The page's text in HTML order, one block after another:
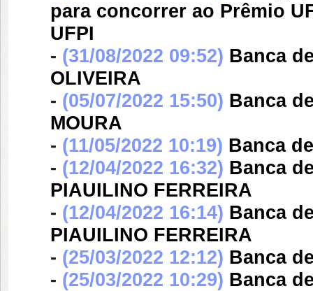
para concorrer ao Prêmio
UFPI
- (31/08/2022 09:52) Banca
OLIVEIRA
- (05/07/2022 15:50) Banca
MOURA
- (11/05/2022 10:19) Banca
- (12/04/2022 16:32) Banca
PIAUILINO FERREIRA
- (12/04/2022 16:14) Banca
PIAUILINO FERREIRA
- (25/03/2022 12:12) Banca
- (25/03/2022 10:29) Banca